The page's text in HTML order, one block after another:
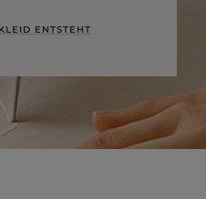
ENTSTEHT